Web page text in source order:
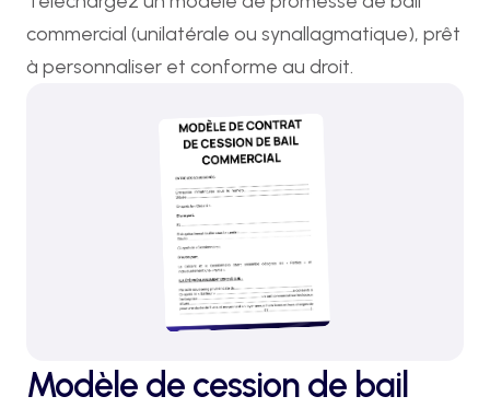
commercial (unilatérale ou synallagmatique), prêt
à personnaliser et conforme au droit.
Modèle de cession de bail